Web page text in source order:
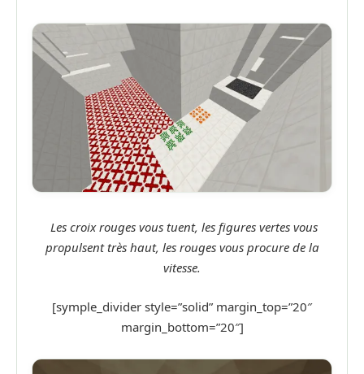
Les croix rouges vous tuent, les figures vertes vous
propulsent très haut, les rouges vous procure de la
vitesse.
[symple_divider style=”solid” margin_top=”20″
margin_bottom=”20″]